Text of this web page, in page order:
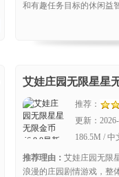
和有趣任务目标的休闲益
艾娃庄园无限星星
推荐：
更新：
186.5M / 中
推荐理由： 艾娃庄园无限
浪漫的庄园剧情游戏，整